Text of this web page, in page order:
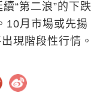
“第二浪”的下跌
10月市場或先揚
現階段性行情。